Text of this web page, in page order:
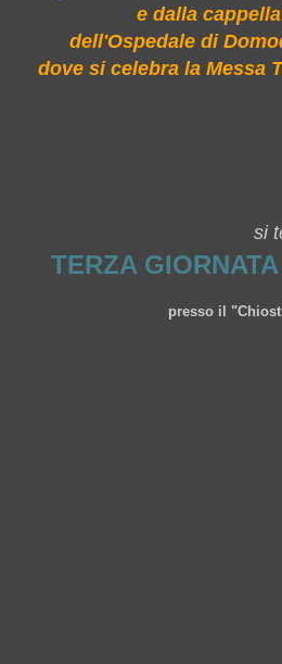
e dalla cappella
dell'Ospedale di
dove si celebra la Messa
si
TERZA
presso il